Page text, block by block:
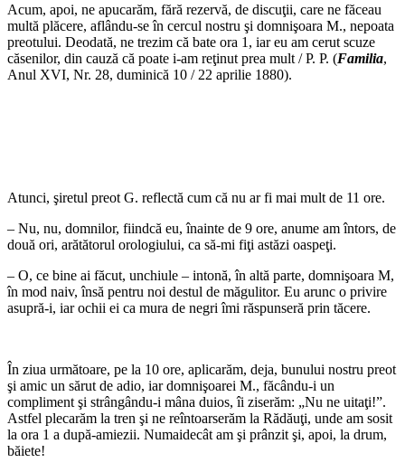
Acum, apoi, ne apucarăm, fără rezervă, de discuţii, care ne făceau
multă plăcere, aflându-se în cercul nostru şi domnişoara M., nepoata
preotului. Deodată, ne trezim că bate ora 1, iar eu am cerut scuze
căsenilor, din cauză că poate i-am reţinut prea mult / P. P. (Familia,
Anul XVI, Nr. 28, duminică 10 / 22 aprilie 1880).
Atunci, şiretul preot G. reflectă cum că nu ar fi mai mult de 11 ore.
– Nu, nu, domnilor, fiindcă eu, înainte de 9 ore, anume am întors, de
două ori, arătătorul orologiului, ca să-mi fiţi astăzi oaspeţi.
– O, ce bine ai făcut, unchiule – intonă, în altă parte, domnişoara M,
în mod naiv, însă pentru noi destul de măgulitor. Eu arunc o privire
asupră-i, iar ochii ei ca mura de negri îmi răspunseră prin tăcere.
În ziua următoare, pe la 10 ore, aplicarăm, deja, bunului nostru preot
şi amic un sărut de adio, iar domnişoarei M., făcându-i un
compliment şi strângându-i mâna duios, îi ziserăm: „Nu ne uitaţi!”.
Astfel plecarăm la tren şi ne reîntoarserăm la Rădăuţi, unde am sosit
la ora 1 a după-amiezii. Numaidecât am şi prânzit şi, apoi, la drum,
băiete!